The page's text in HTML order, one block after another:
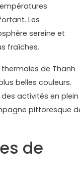
Les
sereine et
fraîches.
de Thanh
belles couleurs.
activités en plein
pittoresque
de